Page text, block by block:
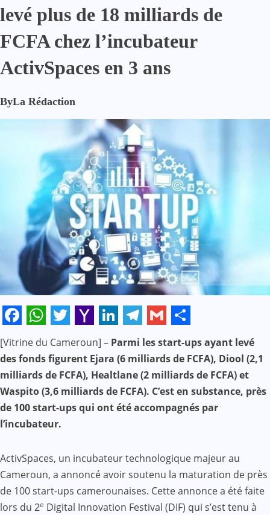
levé plus de 18 milliards de
FCFA chez l’incubateur
ActivSpaces en 3 ans
ByLa Rédaction
Facebook
WhatsApp
Twitter
Yahoo
Mail
LinkedIn
Telegram
Gmail
Share
[Vitrine du Cameroun] – Parmi les start-ups ayant levé
des fonds figurent Ejara (6 milliards de FCFA), Diool (2,1
milliards de FCFA), Healtlane (2 milliards de FCFA) et
Waspito (3,6 milliards de FCFA). C’est en substance, près
de 100 start-ups qui ont été accompagnés par
l’incubateur.
ActivSpaces, un incubateur technologique majeur au
Cameroun, a annoncé avoir soutenu la maturation de près
de 100 start-ups camerounaises. Cette annonce a été faite
lors du 2e Digital Innovation Festival (DIF) qui s’est tenu à